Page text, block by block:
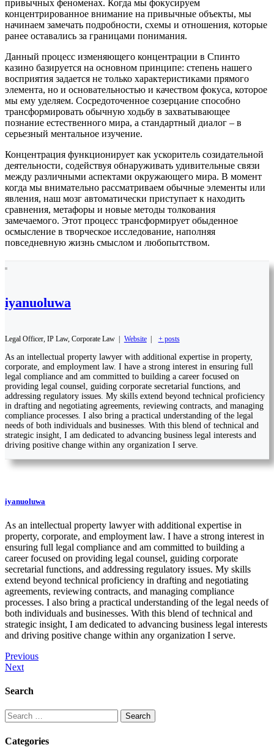
привычных феноменах. Когда мы фокусируем
концентрированное внимание на привычные объекты, мы
начинаем замечать подробности, схемы и отношения, которые
ранее оставались за границами понимания.
Данный процесс изменяющего концентрации в Спинто
казино базируется на основном принципе: степень нашего
восприятия задается не только характеристиками прямого
элемента, но и основательностью и качеством фокуса, которое
мы ему уделяем. Сосредоточенное созерцание способно
трансформировать обычную ходьбу в захватывающее
познание естественного мира, а стандартный диалог – в
серьезный ментальное изучение.
Концентрация функционирует как ускоритель созидательной
деятельности, содействуя обнаруживать удивительные связи
между различными аспектами окружающего мира. В момент
когда мы внимательно рассматриваем обычные элементы или
явления, наш мозг автоматически приступает к находить
сравнения, метафоры и новые методы толкования
замечаемого. Этот процесс трансформирует обыденное
осмысление в творческое исследование, наполняя
повседневную жизнь смыслом и любопытством.
iyanuoluwa
Legal Officer, IP Law, Corporate Law Website + posts
As an intellectual property lawyer with additional expertise in property,
corporate, and employment law. I have a strong interest in ensuring full
legal compliance and am committed to building a career focused on
providing legal counsel, guiding corporate secretarial functions, and
addressing regulatory issues. My skills extend beyond technical proficiency
in drafting and negotiating agreements, reviewing contracts, and managing
compliance processes. I also bring a practical understanding of the legal
needs of both individuals and businesses. With this blend of technical and
strategic insight, I am dedicated to advancing business legal interests and
driving positive change within any organization I serve.
iyanuoluwa
As an intellectual property lawyer with additional expertise in
property, corporate, and employment law. I have a strong interest in
ensuring full legal compliance and am committed to building a
career focused on providing legal counsel, guiding corporate
secretarial functions, and addressing regulatory issues. My skills
extend beyond technical proficiency in drafting and negotiating
agreements, reviewing contracts, and managing compliance
processes. I also bring a practical understanding of the legal needs of
both individuals and businesses. With this blend of technical and
strategic insight, I am dedicated to advancing business legal interests
and driving positive change within any organization I serve.
Previous
Next
Search
Categories